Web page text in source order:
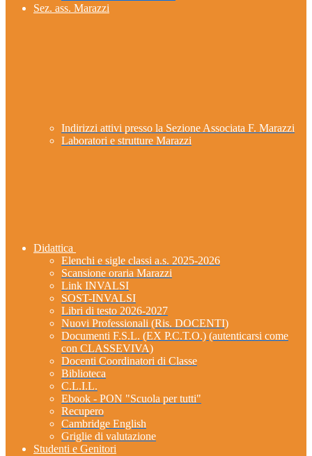
Sez. ass. Marazzi
Indirizzi attivi presso la Sezione Associata F. Marazzi
Laboratori e strutture Marazzi
Didattica
Elenchi e sigle classi a.s. 2025-2026
Scansione oraria Marazzi
Link INVALSI
SOST-INVALSI
Libri di testo 2026-2027
Nuovi Professionali (Ris. DOCENTI)
Documenti F.S.L. (EX P.C.T.O.) (autenticarsi come
con CLASSEVIVA)
Docenti Coordinatori di Classe
Biblioteca
C.L.I.L.
Ebook - PON "Scuola per tutti"
Recupero
Cambridge English
Griglie di valutazione
Studenti e Genitori